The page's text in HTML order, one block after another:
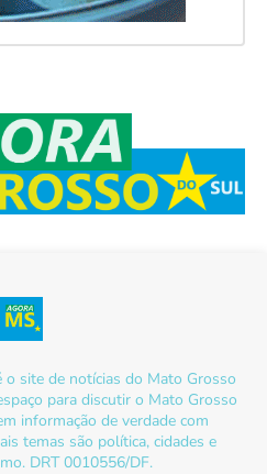
site de notícias do Mato Grosso
para discutir o Mato Grosso
informação de verdade com
temas são política, cidades e
DRT 0010556/DF.